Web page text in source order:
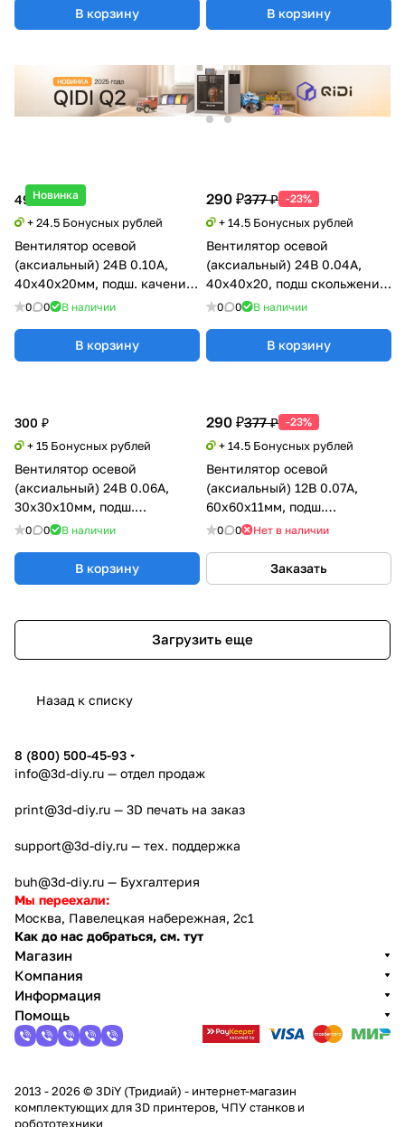
В корзину В корзину
Новинка
490 ₽
+ 24.5 Бонусных рублей
Вентилятор осевой
(аксиальный) 24В 0.10А,
40х40х20мм, подш. качения,
Xinyujie
0 0 В наличии
В корзину
290 ₽377 ₽ -23%
+ 14.5 Бонусных рублей
Вентилятор осевой
(аксиальный) 24В 0.04А,
40х40х20, подш скольжения,
Xinyujie
0 0 В наличии
В корзину
300 ₽
+ 15 Бонусных рублей
Вентилятор осевой
(аксиальный) 24В 0.06А,
30х30х10мм, подш.
скольжения (Sleeve),
0 0 В наличии
В корзину
290 ₽377 ₽ -23%
+ 14.5 Бонусных рублей
Вентилятор осевой
(аксиальный) 12В 0.07А,
60х60х11мм, подш.
скольжения, Xinyujie
0 0 Нет в наличии
Заказать
Загрузить еще
Назад к списку
8 (800) 500-45-93
info@3d-diy.ru — отдел продаж
print@3d-diy.ru — 3D печать на заказ
support@3d-diy.ru — тех. поддержка
buh@3d-diy.ru — Бухгалтерия
Мы переехали:
Москва, Павелецкая набережная, 2с1
Как до нас добраться, см. тут
Магазин
Компания
Информация
Помощь
2013 - 2026 © 3DiY (Тридиай) - интернет-магазин
комплектующих для 3D принтеров, ЧПУ станков и
робототехники